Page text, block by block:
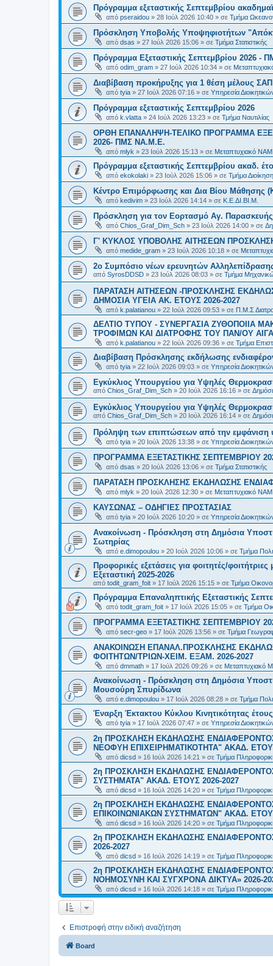
Πρόγραμμα εξεταστικής Σεπτεμβρίου
από pseraidou » 28 Ιούλ 2026 10:40 » σε Τμήμα
Πρόσκληση Υποβολής Υποψηφιοτήτων
από dsas » 27 Ιούλ 2026 15:06 » σε Τμήμα Στατιστικής
Πρόγραμμα Εξεταστικής Σεπτεμβρίου 2026 -
από odim_gram » 27 Ιούλ 2026 10:34 » σε
Διαβίβαση προκήρυξης για 1 θέση μέλους
από tyia » 27 Ιούλ 2026 07:16 » σε Υπηρεσία
Πρόγραμμα εξεταστικής Σεπτεμβρίου 2026
από k.vlatta » 24 Ιούλ 2026 13:23 » σε Τμήμα Ναυτιλίας
ΟΡΘΗ ΕΠΑΝΑΛΗΨΗ-ΤΕΛΙΚΟ ΠΡΟΓΡΑΜΜΑ
2026- ΠΜΣ ΝΑ.Μ.Ε.
από mlyk » 23 Ιούλ 2026 15:13 » σε Μεταπτυχιακό
Πρόγραμμα εξεταστικής Σεπτεμβρίου ακαδ.
από ekokolaki » 23 Ιούλ 2026 15:06 » σε Τμήμα
Κέντρο Επιμόρφωσης και Δια Βίου Μάθησης
από kedivim » 23 Ιούλ 2026 14:14 » σε Κ.Ε.ΔΙ.ΒΙ.Μ.
Πρόσκληση για τον Εορτασμό Αγ.
από Chios_Graf_Dim_Sch » 23 Ιούλ 2026 14:00 » σε
Γ' ΚΥΚΛΟΣ ΥΠΟΒΟΛΗΣ ΑΙΤΗΣΕΩΝ
από medide_gram » 23 Ιούλ 2026 10:18 » σε
2ο Συμπόσιο νέων ερευνητών
από SyrosDDSD » 23 Ιούλ 2026 08:03 » σε Τμήμα
ΠΑΡΑΤΑΣΗ ΑΙΤΗΣΕΩΝ -ΠΡΟΣΚΛΗΣΗΣ
ΔΗΜΟΣΙΑ ΥΓΕΙΑ AK. ETOYΣ 2026-2027
από k.palatianou » 22 Ιούλ 2026 09:53 » σε Π.Μ.Σ
ΔΕΛΤΙΟ ΤΥΠΟΥ - ΣΥΝΕΡΓΑΣΙΑ ΖΥΘΟΠΟΙΙΑ
ΤΡΟΦΙΜΩΝ ΚΑΙ ΔΙΑΤΡΟΦΗΣ ΤΟΥ ΠΑΝ/ΟΥ
από k.palatianou » 22 Ιούλ 2026 09:36 » σε Τμήμα
Διαβίβαση Πρόσκλησης εκδήλωσης
από tyia » 22 Ιούλ 2026 09:03 » σε Υπηρεσία
Εγκύκλιος Υπουργείου για Υψηλές
από Chios_Graf_Dim_Sch » 20 Ιούλ 2026 16:16 » σε
Εγκύκλιος Υπουργείου για Υψηλές
από Chios_Graf_Dim_Sch » 20 Ιούλ 2026 16:14 » σε
Πρόληψη των επιπτώσεων από την εμφάνιση
από tyia » 20 Ιούλ 2026 13:38 » σε Υπηρεσία
ΠΡΟΓΡΑΜΜΑ ΕΞΕΤΑΣΤΙΚΗΣ ΣΕΠΤΕΜΒΡΙΟΥ
από dsas » 20 Ιούλ 2026 13:06 » σε Τμήμα Στατιστικής
ΠΑΡΑΤΑΣΗ ΠΡΟΣΚΛΗΣΗΣ ΕΚΔΗΛΩΣΗΣ
από mlyk » 20 Ιούλ 2026 12:30 » σε Μεταπτυχιακό
ΚΑΥΣΩΝΑΣ – ΟΔΗΓΙΕΣ ΠΡΟΣΤΑΣΙΑΣ
από tyia » 20 Ιούλ 2026 10:20 » σε Υπηρεσία
Ανακοίνωση - Πρόσκληση στη Δημόσια
Σωτηρίας
από e.dimopoulou » 20 Ιούλ 2026 10:06 » σε Τμήμα
Προφορικές εξετάσεις για φοιτητές/
Εξεταστική 2025-2026
από todit_gram_foit » 17 Ιούλ 2026 15:15 » σε Τμήμα
Πρόγραμμα Επαναληπτικής Εξεταστικής
από todit_gram_foit » 17 Ιούλ 2026 15:05 » σε Τμήμα
ΠΡΟΓΡΑΜΜΑ ΕΞΕΤΑΣΤΙΚΗΣ ΣΕΠΤΕΜΒΡΙΟΥ
από secr-geo » 17 Ιούλ 2026 13:56 » σε Τμήμα
ΑΝΑΚΟΙΝΩΣΗ ΕΠΑΝΑΛ.ΠΡΟΣΚΛΗΣΗΣ
ΦΟΙΤΗΤΩΝ/ΤΡΙΩΝ-ΧΕΙΜ. ΕΞΑΜ. 2026-2027
από dmmath » 17 Ιούλ 2026 09:26 » σε Μεταπτυχιακό
Ανακοίνωση - Πρόσκληση στη Δημόσια
Μουσούρη Σπυρίδωνα
από e.dimopoulou » 17 Ιούλ 2026 08:28 » σε Τμήμα
Έναρξη Έκτακτου Κύκλου Κινητικότητας
από tyia » 17 Ιούλ 2026 07:47 » σε Υπηρεσία
2η ΠΡΟΣΚΛΗΣΗ ΕΚΔΗΛΩΣΗΣ
ΝΕΟΦΥΗ ΕΠΙΧΕΙΡΗΜΑΤΙΚΟΤΗΤΑ" ΑΚΑΔ.
από dicsd » 16 Ιούλ 2026 14:21 » σε Τμήμα
2η ΠΡΟΣΚΛΗΣΗ ΕΚΔΗΛΩΣΗΣ
ΣΥΣΤΗΜΑΤΑ" ΑΚΑΔ. ΕΤΟΥΣ 2026-2027
από dicsd » 16 Ιούλ 2026 14:20 » σε Τμήμα
2η ΠΡΟΣΚΛΗΣΗ ΕΚΔΗΛΩΣΗΣ
ΕΠΙΚΟΙΝΩΝΙΑΚΩΝ ΣΥΣΤΗΜΑΤΩΝ" ΑΚΑΔ.
από dicsd » 16 Ιούλ 2026 14:20 » σε Τμήμα
2η ΠΡΟΣΚΛΗΣΗ ΕΚΔΗΛΩΣΗΣ
2026-2027
από dicsd » 16 Ιούλ 2026 14:19 » σε Τμήμα
2η ΠΡΟΣΚΛΗΣΗ ΕΚΔΗΛΩΣΗΣ
ΝΟΗΜΟΣΥΝΗ ΚΑΙ ΣΥΓΧΡΟΝΑ ΔΙΚΤΥΑ» 2026-
από dicsd » 16 Ιούλ 2026 14:18 » σε Τμήμα
Επιστροφή στην ειδική αναζήτηση
Board